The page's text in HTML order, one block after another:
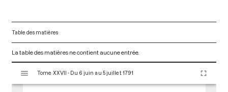
Table des matières
La table des matières ne contient aucune entrée.
s
Tome XXVII - Du 6 juin au 5 juillet 1791